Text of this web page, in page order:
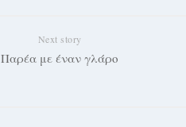
Next story
Παρέα με έναν γλάρο